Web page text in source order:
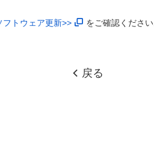
フトウェア更新>> をご確認ください
戻る